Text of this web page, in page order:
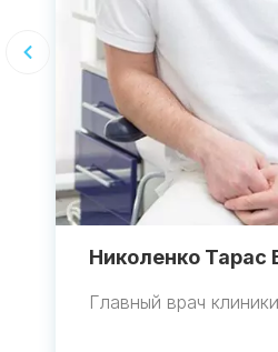
Николенко Тарас
Главный врач клиники